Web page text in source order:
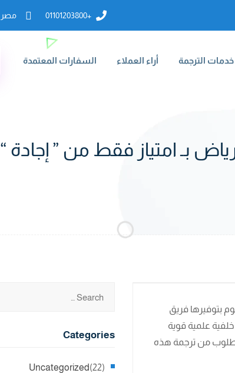
+01101203800 مصر
خدمات الترجمة أراء العملاء السفارات المعتمدة
بـ امتياز فقط من ” إجادة “
بتوفيرها فريق
علمية قوية
من ترجمة هذه
Categories
Uncategorized (22)